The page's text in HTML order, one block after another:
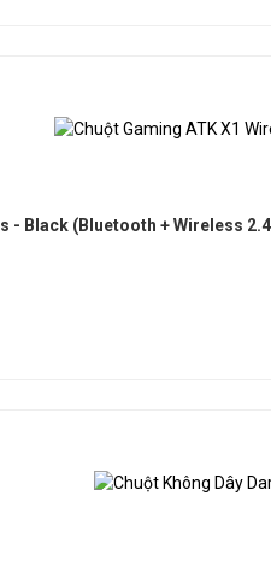
Tốc độ quét tối đa
yêu thích và là món đồ ưa
trong ra ngoài để đạt độ linh
- Black (Bluetooth + Wireless